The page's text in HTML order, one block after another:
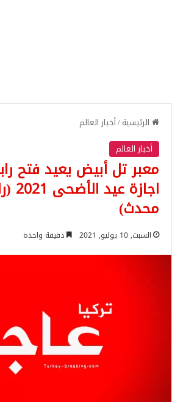
الرئيسية/أخبار العالم
أخبار العالم
معبر تل أبيض يعيد فتح
محدث)
السبت, 10 يوليو, 2021 دقيقة واحدة